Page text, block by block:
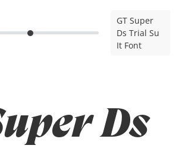
GT Super
Ds Trial Su
It Font
Ds